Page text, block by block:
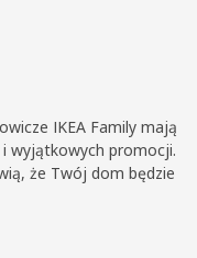
IKEA Family mają
wyjątkowych promocji.
że Twój dom będzie